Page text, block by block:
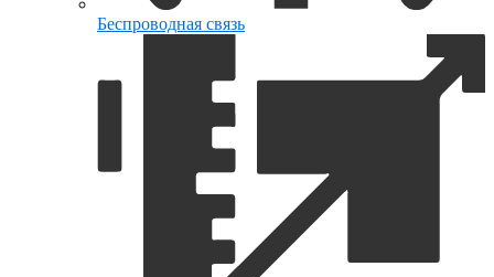
Беспроводная связь